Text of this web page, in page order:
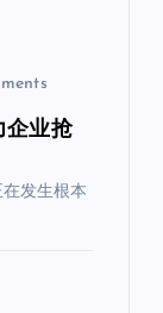
企业抢
发生根本